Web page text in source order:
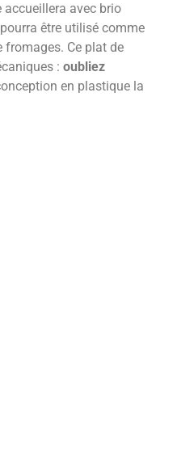
accueillera avec brio
être utilisé comme
fromages. Ce plat de
: oubliez
en plastique la